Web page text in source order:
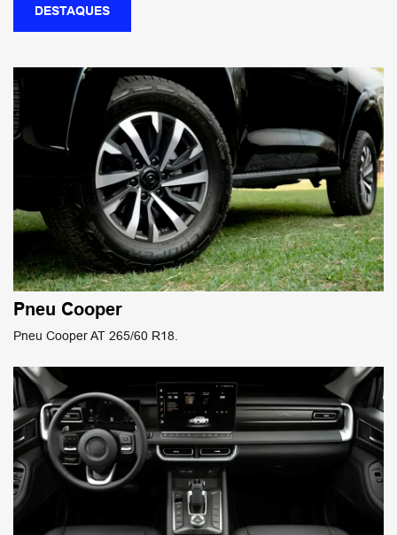
DESTAQUES
Pneu Cooper
Pneu Cooper AT 265/60 R18.